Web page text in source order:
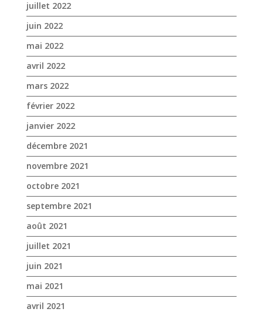
février 2022
janvier 2022
décembre 2021
novembre 2021
octobre 2021
septembre 2021
août 2021
juillet 2021
juin 2021
mai 2021
avril 2021
mars 2021
février 2021
janvier 2021
novembre 2020